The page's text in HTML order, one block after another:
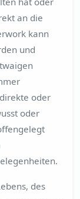
an die
kann
und
oder
oder
des